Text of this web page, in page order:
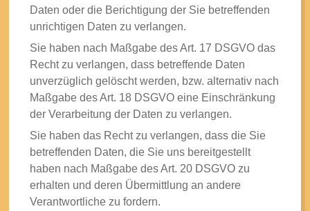
Daten oder die Berichtigung der Sie betreffenden
unrichtigen Daten zu verlangen.
Sie haben nach Maßgabe des Art. 17 DSGVO das
Recht zu verlangen, dass betreffende Daten
unverzüglich gelöscht werden, bzw. alternativ nach
Maßgabe des Art. 18 DSGVO eine Einschränkung
der Verarbeitung der Daten zu verlangen.
Sie haben das Recht zu verlangen, dass die Sie
betreffenden Daten, die Sie uns bereitgestellt
haben nach Maßgabe des Art. 20 DSGVO zu
erhalten und deren Übermittlung an andere
Verantwortliche zu fordern.